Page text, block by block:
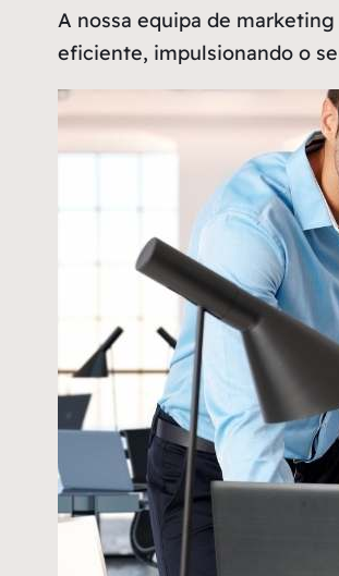
A nossa equipa de
eficiente, impulsionando o